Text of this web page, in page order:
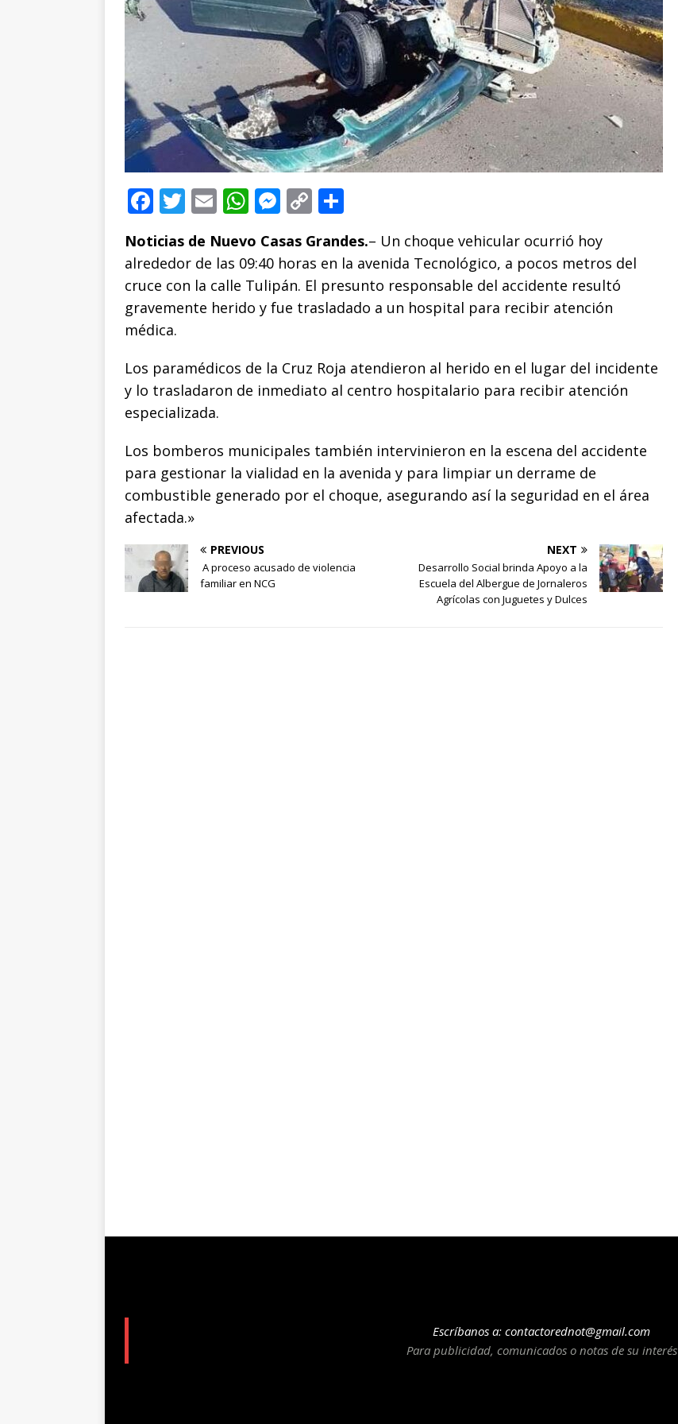
F
a
c
e
b
o
k
T
w
it
te
r
E
ai
l
W
at
s
A
p
p
M
ss
e
n
r
C
p
y
Li
o
m
p
ar
Noticias de Nuevo Casas Grandes.– Un choque vehicular ocurrió hoy
alrededor de las 09:40 horas en la avenida Tecnológico, a pocos metros del
cruce con la calle Tulipán. El presunto responsable del accidente resultó
gravemente herido y fue trasladado a un hospital para recibir atención
médica.
Los paramédicos de la Cruz Roja atendieron al herido en el lugar del incidente
y lo trasladaron de inmediato al centro hospitalario para recibir atención
especializada.
Los bomberos municipales también intervinieron en la escena del accidente
para gestionar la vialidad en la avenida y para limpiar un derrame de
combustible generado por el choque, asegurando así la seguridad en el área
afectada.»
PREVIOUS
A proceso acusado de violencia
familiar en NCG
NEXT
Desarrollo Social brinda Apoyo a la
Escuela del Albergue de Jornaleros
Agrícolas con Juguetes y Dulces
Escríbanos a: contactorednot@gmail.com
Para publicidad, comunicados o notas de su interés